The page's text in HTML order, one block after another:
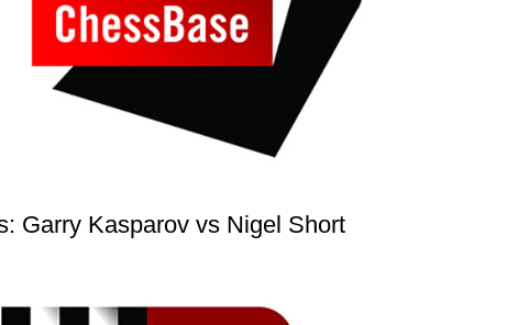
Garry Kasparov vs Nigel Short